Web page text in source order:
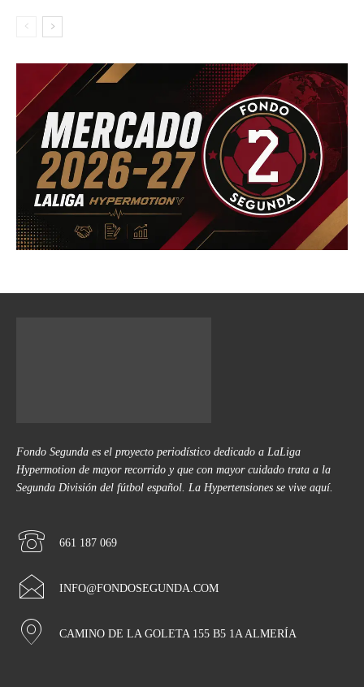
Fondo Segunda es el proyecto periodístico dedicado a LaLiga
Hypermotion de mayor recorrido y que con mayor cuidado trata a la
Segunda División del fútbol español. La Hypertensiones se vive aquí.
661 187 069
INFO@FONDOSEGUNDA.COM
CAMINO DE LA GOLETA 155 B5 1A ALMERÍA